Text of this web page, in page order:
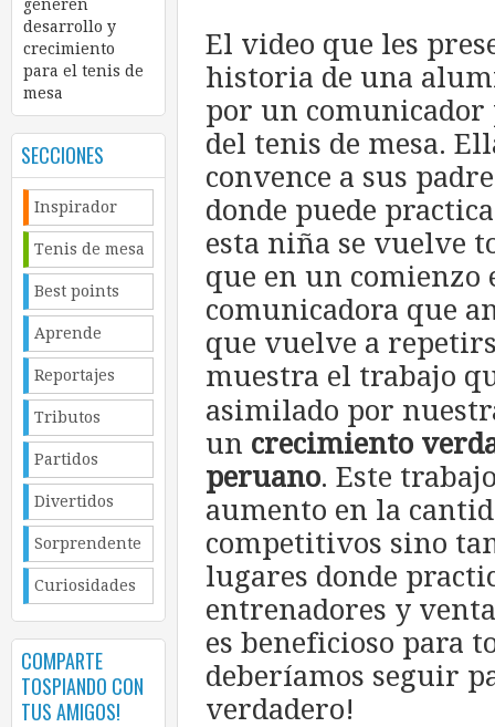
generen
desarrollo y
crecimiento
para el tenis de
mesa
SECCIONES
Inspirador
Tenis de mesa
Best points
Aprende
Reportajes
Tributos
Partidos
Divertidos
Sorprendente
Curiosidades
COMPARTE
TOSPIANDO CON
TUS AMIGOS!
El video que les
historia de una
por un comunicador
del tenis de mesa.
convence a sus
donde puede
esta niña se vuelve
que en un comienzo
comunicadora que
que vuelve a
muestra el trabajo
asimilado por
un crecimiento
peruano. Este
aumento en la
competitivos sino
lugares donde
entrenadores y
es beneficioso para
deberíamos seguir
verdadero!